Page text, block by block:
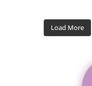
Load More